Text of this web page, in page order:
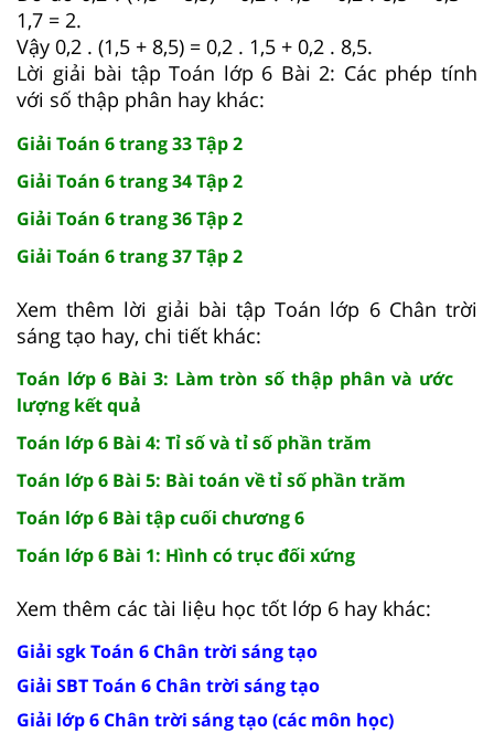
1,7 = 2.
Vậy 0,2 . (1,5 + 8,5) = 0,2 . 1,5 + 0,2 . 8,5.
Lời giải bài tập Toán lớp 6 Bài 2: Các phép tính
với số thập phân hay khác:
Giải Toán 6 trang 33 Tập 2
Giải Toán 6 trang 34 Tập 2
Giải Toán 6 trang 36 Tập 2
Giải Toán 6 trang 37 Tập 2
Xem thêm lời giải bài tập Toán lớp 6 Chân trời
sáng tạo hay, chi tiết khác:
Toán lớp 6 Bài 3: Làm tròn số thập phân và ước
lượng kết quả
Toán lớp 6 Bài 4: Tỉ số và tỉ số phần trăm
Toán lớp 6 Bài 5: Bài toán về tỉ số phần trăm
Toán lớp 6 Bài tập cuối chương 6
Toán lớp 6 Bài 1: Hình có trục đối xứng
Xem thêm các tài liệu học tốt lớp 6 hay khác:
Giải sgk Toán 6 Chân trời sáng tạo
Giải SBT Toán 6 Chân trời sáng tạo
Giải lớp 6 Chân trời sáng tạo (các môn học)